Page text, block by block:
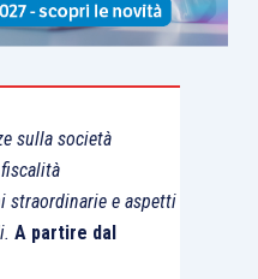
, assegnando ,nel
un diritto legale di
e comunicare
Concorrenza e del
sulla società
straordinarie e aspetti
A partire dal